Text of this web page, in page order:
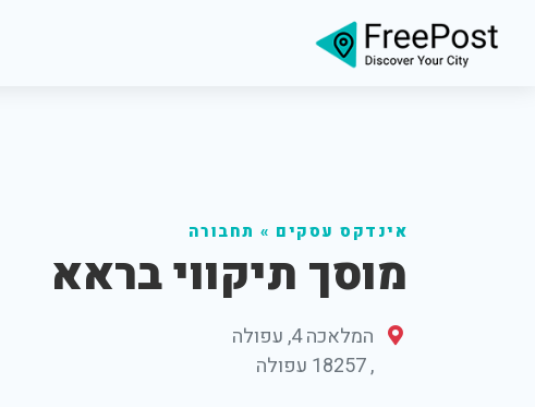
אינדקס עסקים » תחבורה
מוסך תיקווי בראא
המלאכה 4, עפולה
,
18257 עפולה